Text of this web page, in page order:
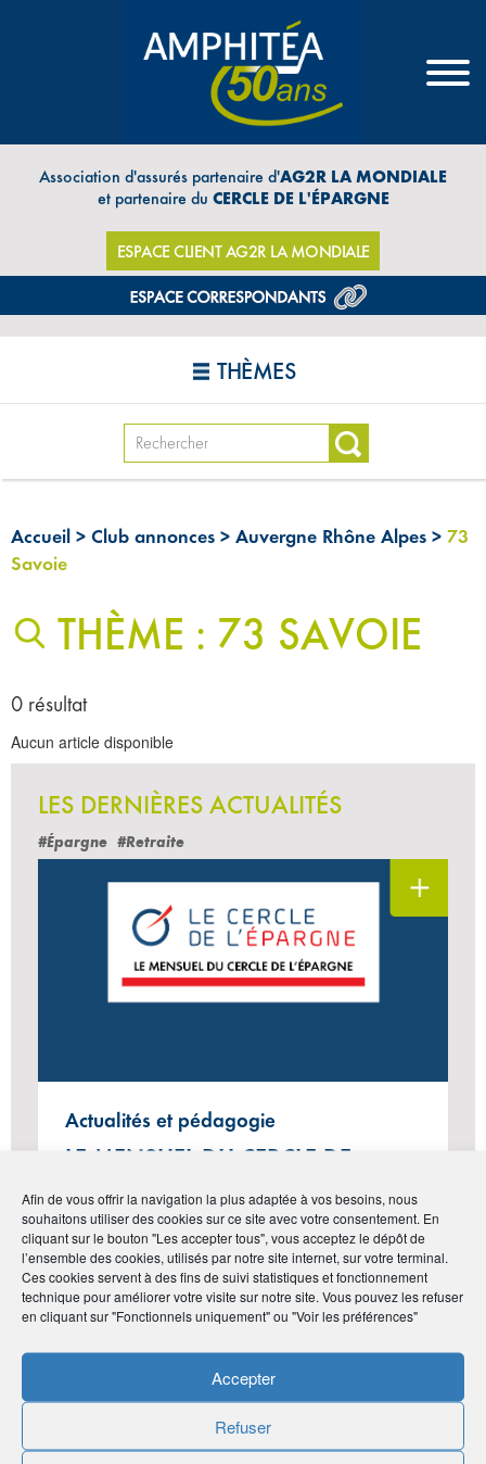
Afin de vous offrir la navigation la plus adaptée à vos besoins, nous
souhaitons utiliser des cookies sur ce site avec votre consentement. En
cliquant sur le bouton "Les accepter tous", vous acceptez le dépôt de
l’ensemble des cookies, utilisés par notre site internet, sur votre terminal.
Ces cookies servent à des fins de suivi statistiques et fonctionnement
technique pour améliorer votre visite sur notre site. Vous pouvez les refuser
en cliquant sur "Fonctionnels uniquement" ou "Voir les préférences"
Accepter
Refuser
Association d'assurés partenaire d'AG2R LA MONDIALE
et partenaire du CERCLE DE L'ÉPARGNE
ESPACE CLIENT AG2R LA MONDIALE
THÈMES
Accueil > Club annonces > Auvergne Rhône Alpes > 73
Savoie
THÈME : 73 SAVOIE
0 résultat
Aucun article disponible
LES DERNIÈRES ACTUALITÉS
#Épargne #Retraite
Actualités et pédagogie
LE MENSUEL DU CERCLE DE
#Vie de l'Association